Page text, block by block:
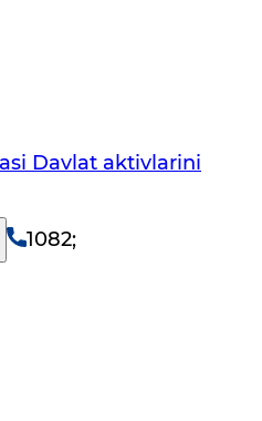
Davlat aktivlarini
1082;